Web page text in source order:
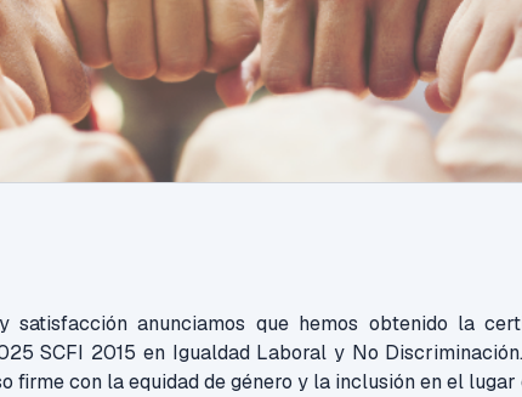
satisfacción anunciamos que hemos obtenido la
SCFI 2015 en Igualdad Laboral y No
firme con la equidad de género y la inclusión en el lugar